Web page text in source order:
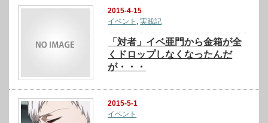
2015-4-15
イベント ,実践記
「対者」イベ亜門から金箱が全
くドロップしなくなったんだ
が・・・
2015-5-1
イベント